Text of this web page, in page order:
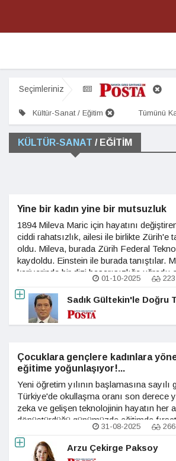
Seçimleriniz
Kültür-Sanat / Eğitim Tümünü
KÜLTÜR-SANAT / EĞITIM
Yine bir kadın yine bir mutsuzluk
1894 Mileva Maric için hayatını
ciddi rahatsızlık, ailesi ile birlikte Zürih'e
oldu. Mileva, burada Zürih Federal
kaydoldu. Einstein ile burada tanıştılar.
kariyerinde bir dizi başarısızlığa uğradı;
yoluna taş koyan doktora tez danışmanı
evlilik dışı hamileliği... 1903'te Einstein ile
oğulları oldu.
01-10-2025 223
Sadık Gültekin'le Doğru
Çocuklara gençlere kadınlara
eğitime yoğunlaşıyor!...
Yeni öğretim yılının başlamasına sayılı
Türkiye'de okullaşma oranı son derece
zeka ve gelişen teknolojinin hayatın her
dönüştürdüğü günümüzde eğitimde
sağlanması ve genç neslin 21. yüzyıl
donatılması çok önemli... Son dönemde
sosyal sorumluluk yatırımlarına
31-08-2025 266
Arzu Çekirge Paksoy